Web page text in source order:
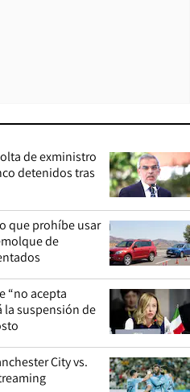
de exministro
detenidos tras
que prohíbe usar
de
“no acepta
la suspensión de
City vs.